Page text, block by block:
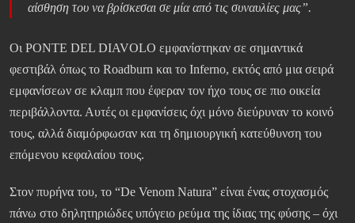
αίσθηση του να βρίσκεσαι σε μία από τις συναυλίες μας”.
Οι PONTE DEL DIAVOLO εμφανίστηκαν σε σημαντικά
φεστιβάλ όπως το Roadburn και το Inferno, εκτός από μια σειρά
εμφανίσεων σε κλαμπ που έφεραν τον ήχο τους σε πιο οικεία
περιβάλλοντα. Αυτές οι εμφανίσεις όχι μόνο διεύρυναν το κοινό
τους, αλλά διαμόρφωσαν και τη δημιουργική κατεύθυνση του
επόμενου κεφαλαίου τους.
Στον πυρήνα του, το “De Venom Natura” είναι ένας στοχασμός
πάνω στο δηλητηριώδες υπόγειο ρεύμα της ίδιας της φύσης – όχι